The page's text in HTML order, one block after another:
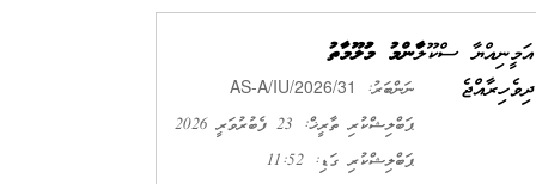
ޢާންމު މަޢުލޫމާތު
ނަންބަރު: AS-A/IU/2026/31
ޕަބްލިޝްކުރި ތާރީޚް: 23 ފެބުރުވަރީ 2026
ޕަބްލިޝްކުރި ގަޑި: 11:52
އަމީނިއްޔާ ސްކޫލް
ދިވެހިރާއްޖެ